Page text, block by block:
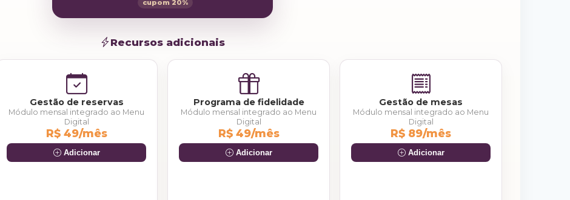
cupom 20%
Recursos adicionais
Gestão de reservas
Módulo mensal integrado ao Menu
Digital
R$ 49/mês
Adicionar
Programa de fidelidade
Módulo mensal integrado ao Menu
Digital
R$ 49/mês
Adicionar
Gestão de mesas
Módulo mensal integrado ao Menu
Digital
R$ 89/mês
Adicionar